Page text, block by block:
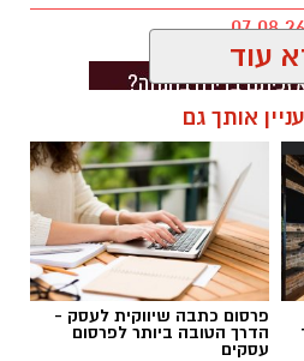
ג'מצ'י ביבנה
עוד
אותך גם
פרסום כתבה שיווקית לעסק -
הדרך הטובה ביותר לפרסום
עסקים